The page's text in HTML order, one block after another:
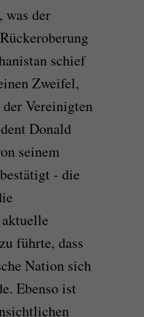
was der
schief
Zweifel,
Vereinigten
Donald
seinem
- die
führte, dass
Nation sich
Ebenso ist